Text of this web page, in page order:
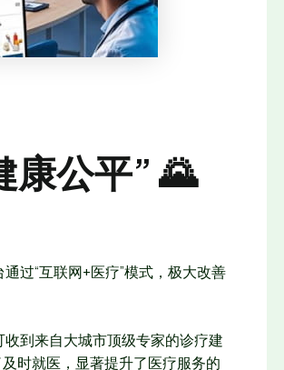
康公平” 🌄
过“互联网+医疗”模式，极大改善
到来自大城市顶级专家的诊疗建
时就医，显著提升了医疗服务的